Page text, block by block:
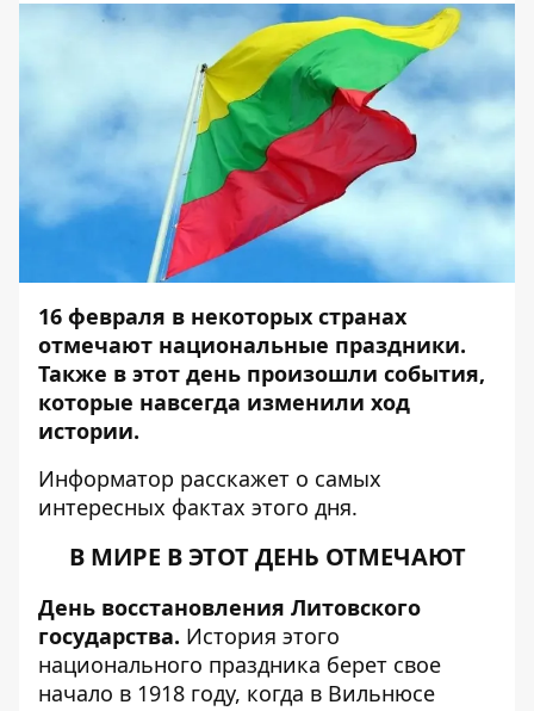
16 февраля в некоторых странах
отмечают национальные праздники.
Также в этот день произошли события,
которые навсегда изменили ход
истории.
Информатор расскажет о самых
интересных фактах этого дня.
В МИРЕ В ЭТОТ ДЕНЬ ОТМЕЧАЮТ
День восстановления Литовского
государства. История этого
национального праздника берет свое
начало в 1918 году, когда в Вильнюсе